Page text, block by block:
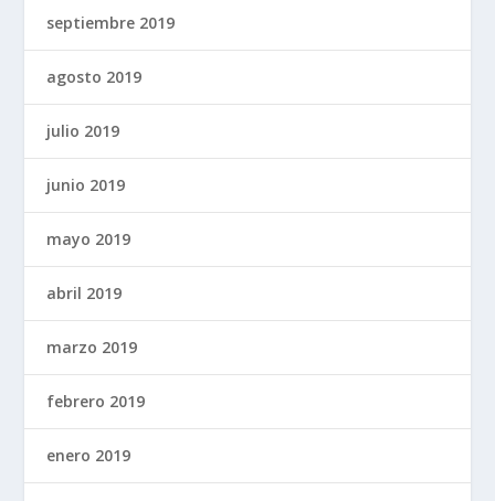
septiembre 2019
agosto 2019
julio 2019
junio 2019
mayo 2019
abril 2019
marzo 2019
febrero 2019
enero 2019